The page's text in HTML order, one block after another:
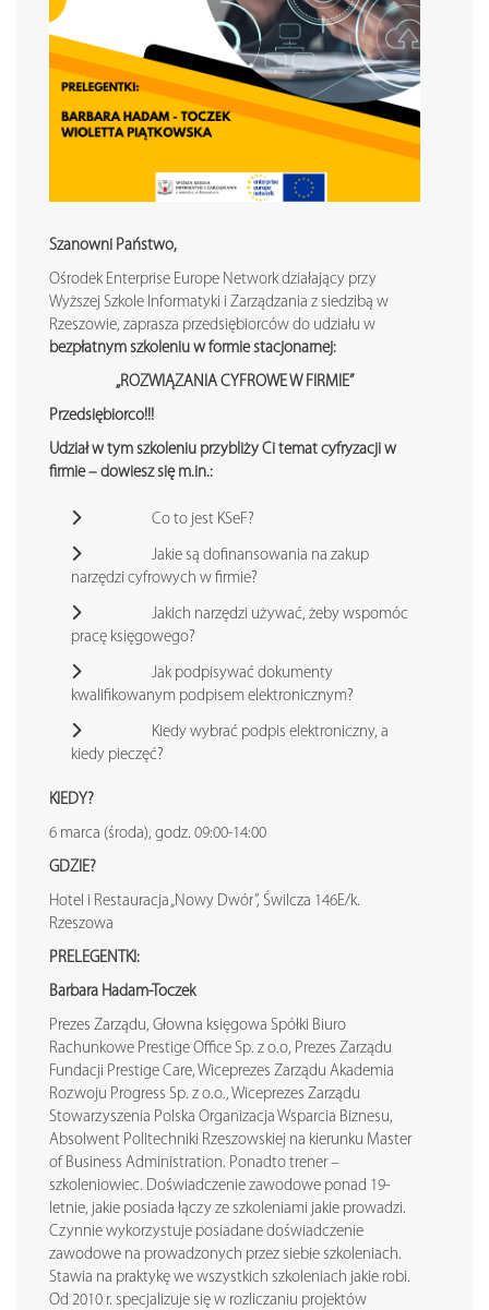
Szanowni Państwo,
Ośrodek Enterprise Europe Network działający przy
Wyższej Szkole Informatyki i Zarządzania z siedzibą w
Rzeszowie, zaprasza przedsiębiorców do udziału w
bezpłatnym szkoleniu w formie stacjonarnej:
„ROZWIĄZANIA CYFROWE W FIRMIE”
Przedsiębiorco!!!
Udział w tym szkoleniu przybliży Ci temat cyfryzacji w
firmie – dowiesz się m.in.:
Co to jest KSeF?
Jakie są dofinansowania na zakup
narzędzi cyfrowych w firmie?
Jakich narzędzi używać, żeby wspomóc
pracę księgowego?
Jak podpisywać dokumenty
kwalifikowanym podpisem elektronicznym?
Kiedy wybrać podpis elektroniczny, a
kiedy pieczęć?
KIEDY?
6 marca (środa), godz. 09:00-14:00
GDZIE?
Hotel i Restauracja „Nowy Dwór”, Świlcza 146E/k.
Rzeszowa
PRELEGENTKI:
Barbara Hadam-Toczek
Prezes Zarządu, Głowna księgowa Spółki Biuro
Rachunkowe Prestige Office Sp. z o.o, Prezes Zarządu
Fundacji Prestige Care, Wiceprezes Zarządu Akademia
Rozwoju Progress Sp. z o.o., Wiceprezes Zarządu
Stowarzyszenia Polska Organizacja Wsparcia Biznesu,
Absolwent Politechniki Rzeszowskiej na kierunku Master
of Business Administration. Ponadto trener –
szkoleniowiec. Doświadczenie zawodowe ponad 19-
letnie, jakie posiada łączy ze szkoleniami jakie prowadzi.
Czynnie wykorzystuje posiadane doświadczenie
zawodowe na prowadzonych przez siebie szkoleniach.
Stawia na praktykę we wszystkich szkoleniach jakie robi.
Od 2010 r. specjalizuje się w rozliczaniu projektów